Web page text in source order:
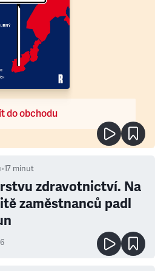
do obchodu
•17 minut
zdravotnictví. Na
zaměstnanců padl